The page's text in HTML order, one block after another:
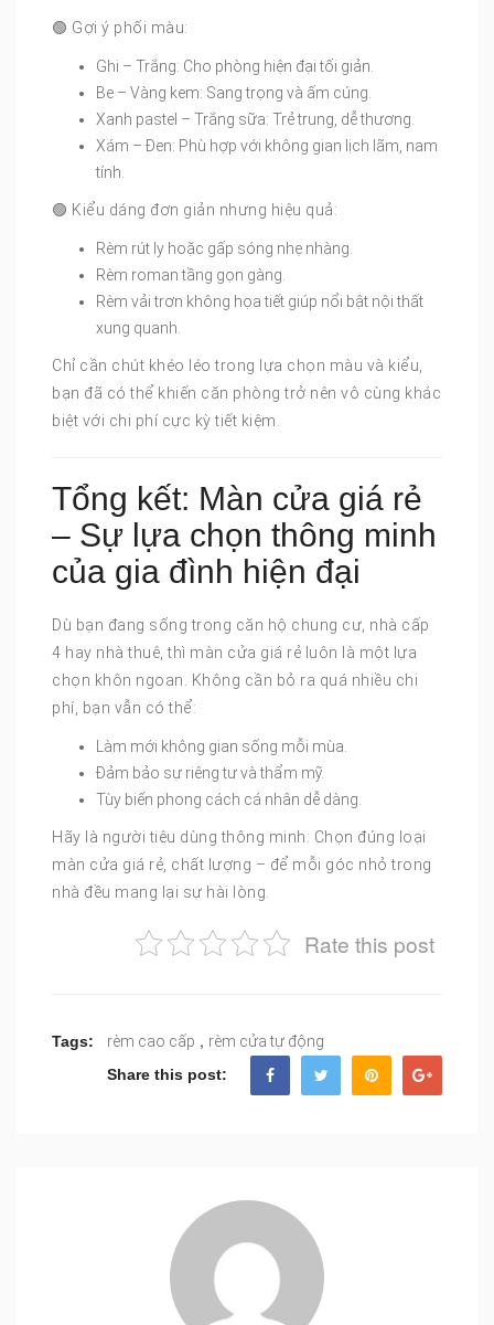
🟢 Gợi ý phối màu:
Ghi – Trắng: Cho phòng hiện đại tối giản.
Be – Vàng kem: Sang trọng và ấm cúng.
Xanh pastel – Trắng sữa: Trẻ trung, dễ thương.
Xám – Đen: Phù hợp với không gian lịch lãm, nam
tính.
🟢 Kiểu dáng đơn giản nhưng hiệu quả:
Rèm rút ly hoặc gấp sóng nhẹ nhàng.
Rèm roman tầng gọn gàng.
Rèm vải trơn không họa tiết giúp nổi bật nội thất
xung quanh.
Chỉ cần chút khéo léo trong lựa chọn màu và kiểu,
bạn đã có thể khiến căn phòng trở nên vô cùng khác
biệt với chi phí cực kỳ tiết kiệm.
Tổng kết: Màn cửa giá rẻ
– Sự lựa chọn thông minh
của gia đình hiện đại
Dù bạn đang sống trong căn hộ chung cư, nhà cấp
4 hay nhà thuê, thì màn cửa giá rẻ luôn là một lựa
chọn khôn ngoan. Không cần bỏ ra quá nhiều chi
phí, bạn vẫn có thể:
Làm mới không gian sống mỗi mùa.
Đảm bảo sự riêng tư và thẩm mỹ.
Tùy biến phong cách cá nhân dễ dàng.
Hãy là người tiêu dùng thông minh: Chọn đúng loại
màn cửa giá rẻ, chất lượng – để mỗi góc nhỏ trong
nhà đều mang lại sự hài lòng.
Rate this post
Tags: rèm cao cấp , rèm cửa tự động
Share this post: